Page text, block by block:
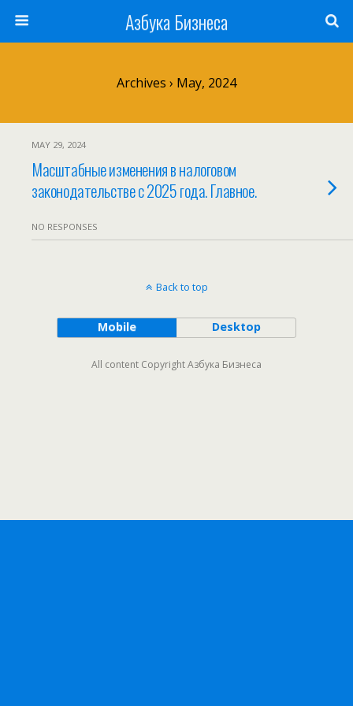
Азбука Бизнеса
Archives › May, 2024
MAY 29, 2024
Масштабные изменения в налоговом
законодательстве с 2025 года. Главное.
NO RESPONSES
Back to top
Mobile Desktop
All content Copyright Азбука Бизнеса